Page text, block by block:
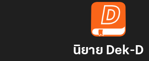
นิยาย Dek-D